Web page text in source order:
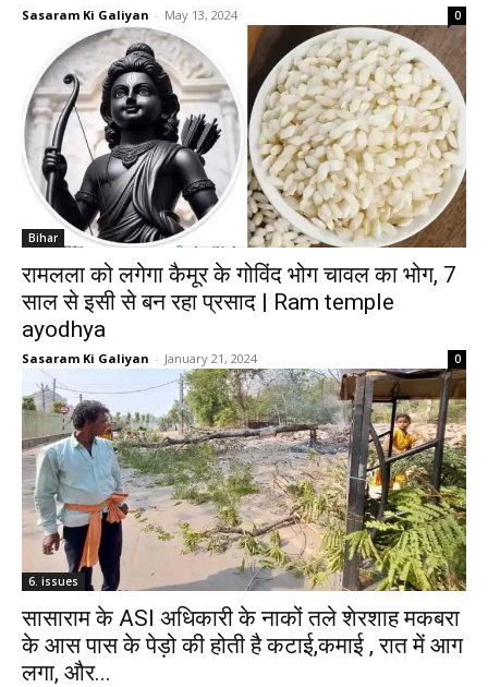
Sasaram Ki Galiyan - May 13, 2024 0
Bihar
रामलला को लगेगा कैमूर के गोविंद भोग चावल का भोग, 7
साल से इसी से बन रहा प्रसाद | Ram temple
ayodhya
Sasaram Ki Galiyan - January 21, 2024 0
6. issues
सासाराम के ASI अधिकारी के नाकों तले शेरशाह मकबरा
के आस पास के पेड़ो की होती है कटाई,कमाई , रात में आग
लगा, और...